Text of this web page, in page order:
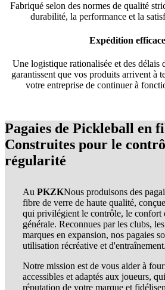
Fabriqué selon des normes de qualité
durabilité, la performance et la
Expédition efficace
Une logistique rationalisée et des délais
garantissent que vos produits arrivent à
votre entreprise de continuer à
Pagaies de Pickleball en
Construites pour le
régularité
Au PKZKNous produisons des
fibre de verre de haute qualité,
qui privilégient le contrôle, le confort
générale. Reconnues par les clubs,
marques en expansion, nos pagaies
utilisation récréative et d'entraînement.
Notre mission est de vous aider à
accessibles et adaptés aux joueurs,
réputation de votre marque et